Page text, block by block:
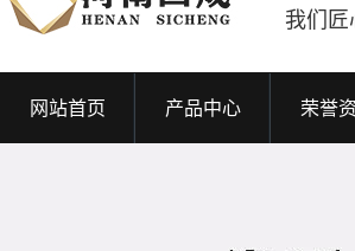
我们
网站首页 产品中心 荣誉